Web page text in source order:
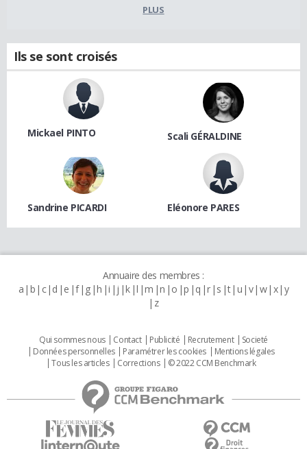
PLUS
Ils se sont croisés
Mickael PINTO Scali GÉRALDINE
Sandrine PICARDI Eléonore PARES
Annuaire des membres :
a b c d e f g h i j k l m n o p q r s t u v w x y
z
Qui sommes nous Contact Publicité Recrutement
Societé
Données personnelles
Paramétrer les cookies
Mentions légales
Tous les articles
Corrections © 2022 CCM Benchmark